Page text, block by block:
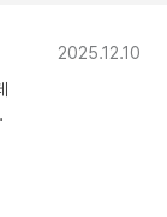
2025.12.10
추가 구매해서 깔아